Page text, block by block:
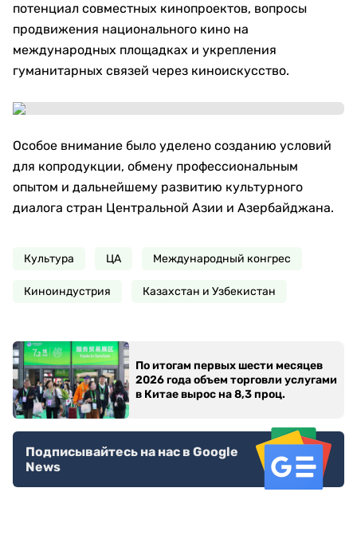
потенциал совместных кинопроектов, вопросы
продвижения национального кино на
международных площадках и укрепления
гуманитарных связей через киноискусство.
Особое внимание было уделено созданию условий
для копродукции, обмену профессиональным
опытом и дальнейшему развитию культурного
диалога стран Центральной Азии и Азербайджана.
Культура ЦА Международный конгрес
Киноиндустрия Казахстан и Узбекистан
По итогам первых шести месяцев
2026 года объем торговли услугами
в Китае вырос на 8,3 проц.
Подписывайтесь на нас в Google
News